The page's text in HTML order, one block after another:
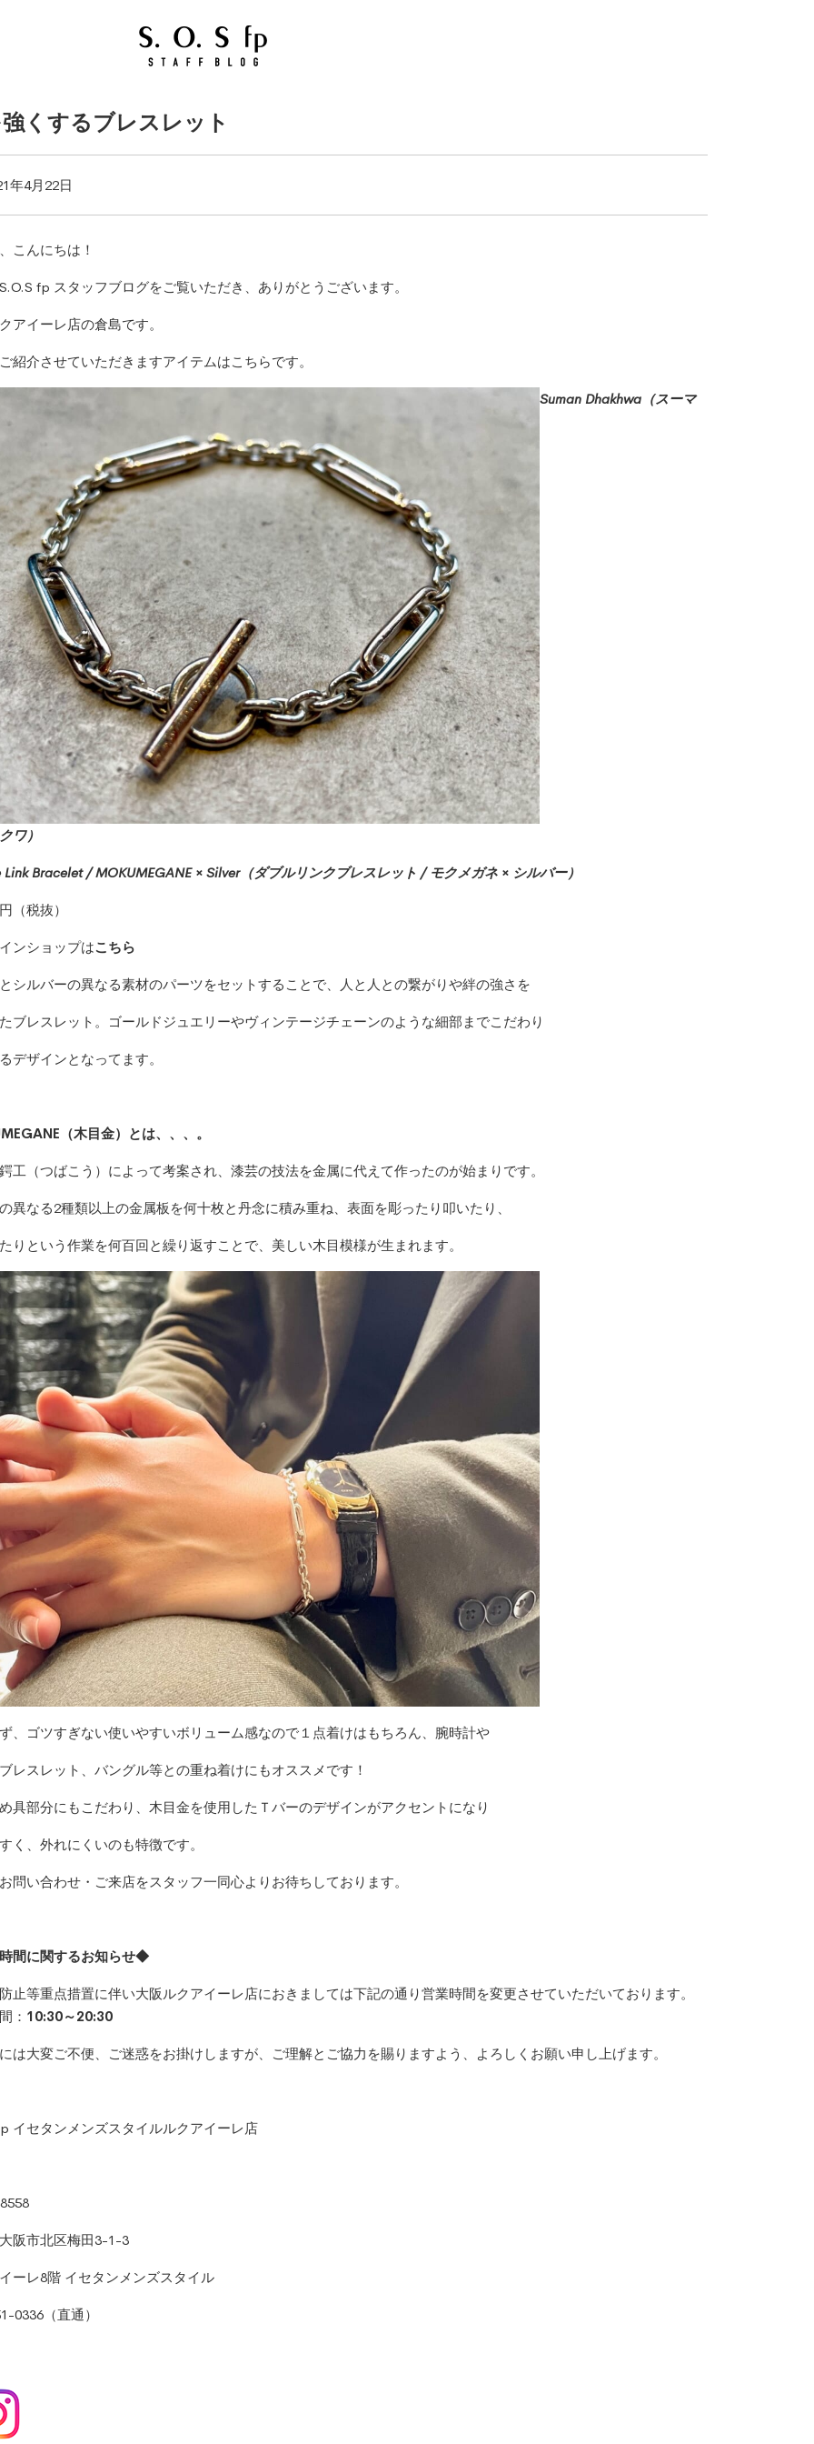
くするブレスレット
年4月22日
こんにちは！
fp スタッフブログをご覧いただき、ありがとうございます。
アイーレ店の倉島です。
紹介させていただきますアイテムはこちらです。
Suman Dhakhwa（スーマ
ワ）
Link Bracelet / MOKUMEGANE × Silver（ダブルリンクブレスレット / モクメガネ × シルバー）
（税抜）
ンショップはこちら
シルバーの異なる素材のパーツをセットすることで、人と人との繋がりや絆の強さを
ブレスレット。ゴールドジュエリーやヴィンテージチェーンのような細部までこだわり
デザインとなってます。
（木目金）とは、、、。
工（つばこう）によって考案され、漆芸の技法を金属に代えて作ったのが始まりです。
異なる2種類以上の金属板を何十枚と丹念に積み重ね、表面を彫ったり叩いたり、
りという作業を何百回と繰り返すことで、美しい木目模様が生まれます。
、ゴツすぎない使いやすいボリューム感なので１点着けはもちろん、腕時計や
レスレット、バングル等との重ね着けにもオススメです！
具部分にもこだわり、木目金を使用したＴバーのデザインがアクセントになり
く、外れにくいのも特徴です。
問い合わせ・ご来店をスタッフ一同心よりお待ちしております。
間に関するお知らせ◆
止等重点措置に伴い大阪ルクアイーレ店におきましては下記の通り営業時間を変更させていただいております。
： 10:30～20:30
は大変ご不便、ご迷惑をお掛けしますが、ご理解とご協力を賜りますよう、よろしくお願い申し上げます。
イセタンメンズスタイルルクアイーレ店
阪市北区梅田3-1-3
ーレ8階 イセタンメンズスタイル
0336（直通）